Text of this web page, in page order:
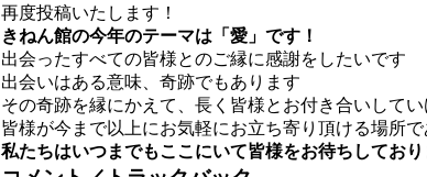
再度投稿いたします！
きねん館の今年のテーマは「愛」です！
出会ったすべての皆様とのご縁に感謝をしたいです
出会いはある意味、奇跡でもあります
その奇跡を縁にかえて、長く皆様とお付き合いして
皆様が今まで以上にお気軽にお立ち寄り頂ける場所で
私たちはいつまでもここにいて皆様をお待ちしてお